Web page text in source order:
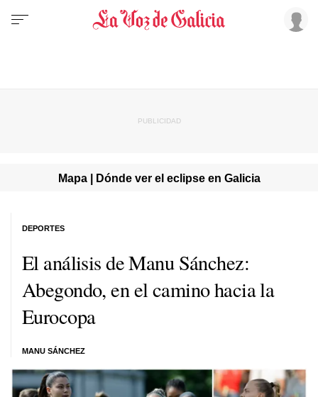
Mapa | Dónde ver el eclipse en Galicia
El análisis de Manu Sánchez:
Abegondo, en el camino hacia la
Eurocopa
MANU SÁNCHEZ
DEPORTES